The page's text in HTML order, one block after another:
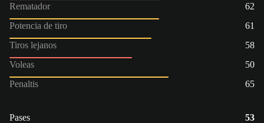
Rematador
62
Potencia de tiro
61
Tiros lejanos
58
Voleas
50
Penaltis
65
Pases
53